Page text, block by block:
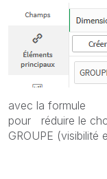
avec la formule
pour réduire le
GROUPE (visibilité